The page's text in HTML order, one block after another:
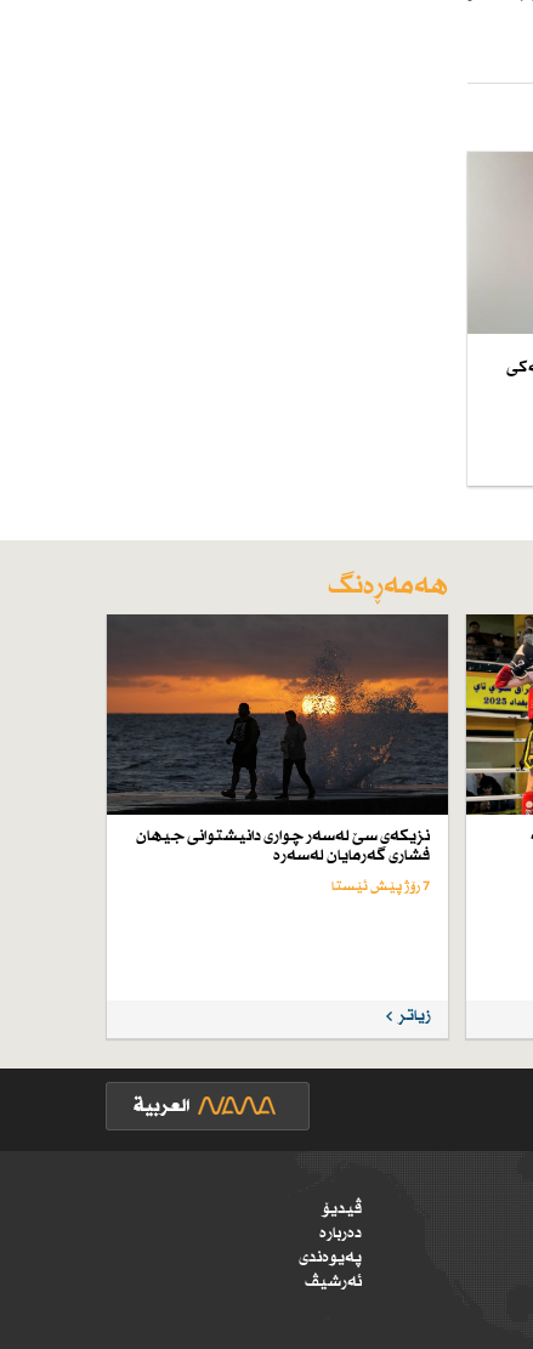
هەمەڕەنگ
نزیكەی سێ لەسەر چواری دانیشتوانی جیهان
فشاری گەرمایان لەسەرە
7 رۆژ پێش ئێستا
زیاتر
ڤیدیۆ
دەربارە
پەیوەندی
ئەرشیڤ